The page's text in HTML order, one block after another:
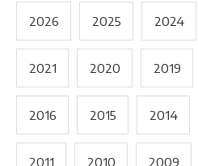
2026 2025 2024
2021 2020 2019
2016 2015 2014
2011 2010 2009